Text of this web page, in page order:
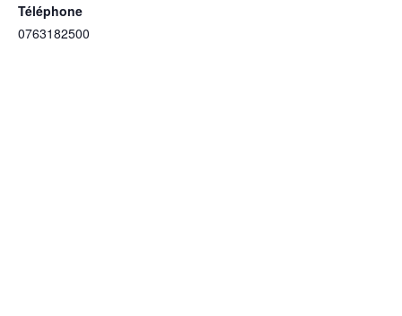
Téléphone
0763182500